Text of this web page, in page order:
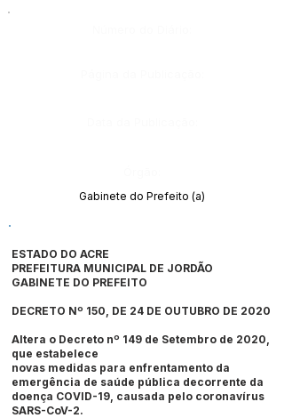
Gabinete do Prefeito (a)
ESTADO DO ACRE
PREFEITURA MUNICIPAL DE JORDÃO
GABINETE DO PREFEITO
DECRETO Nº 150, DE 24 DE OUTUBRO DE 2020
Altera o Decreto nº 149 de Setembro de 2020,
que estabelece
novas medidas para enfrentamento da
emergência de saúde pública decorrente da
doença COVID-19, causada pelo coronavírus
SARS-CoV-2.